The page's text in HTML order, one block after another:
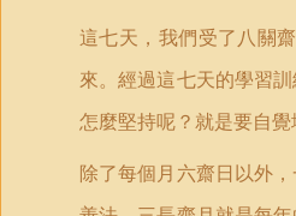
這七天，我們受了八關
來。經過這七天的學習
怎麼堅持呢？就是要自覺
除了每個月六齋日以外